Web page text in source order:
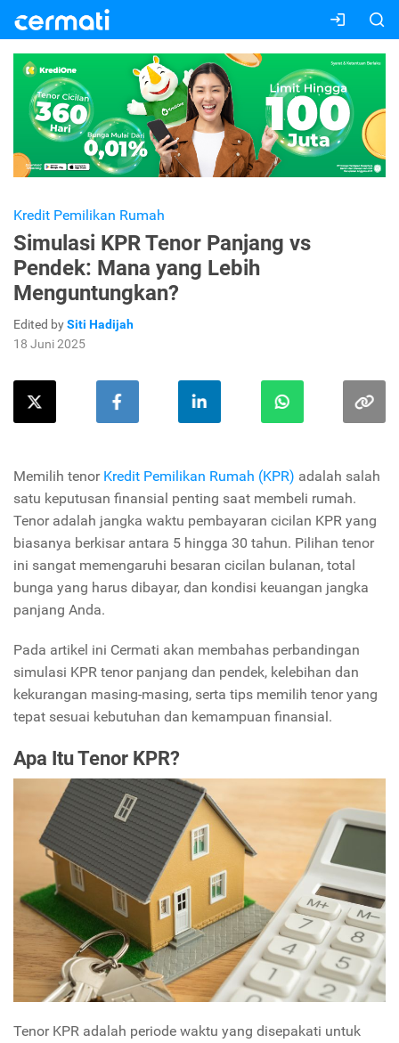
Kredit Pemilikan Rumah
Simulasi KPR Tenor Panjang vs
Pendek: Mana yang Lebih
Menguntungkan?
Edited bySiti Hadijah
18 Juni 2025
Memilih tenor Kredit Pemilikan Rumah (KPR) adalah salah
satu keputusan finansial penting saat membeli rumah.
Tenor adalah jangka waktu pembayaran cicilan KPR yang
biasanya berkisar antara 5 hingga 30 tahun. Pilihan tenor
ini sangat memengaruhi besaran cicilan bulanan, total
bunga yang harus dibayar, dan kondisi keuangan jangka
panjang Anda.
Pada artikel ini Cermati akan membahas perbandingan
simulasi KPR tenor panjang dan pendek, kelebihan dan
kekurangan masing-masing, serta tips memilih tenor yang
tepat sesuai kebutuhan dan kemampuan finansial.
Apa Itu Tenor KPR?
Tenor KPR adalah periode waktu yang disepakati untuk